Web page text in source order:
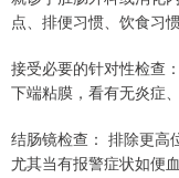
点、排便习惯、饮食习
接受必要的针对性检查
下端粘膜，看有无炎症
结肠镜检查： 排除更高
尤其当有报警症状如便